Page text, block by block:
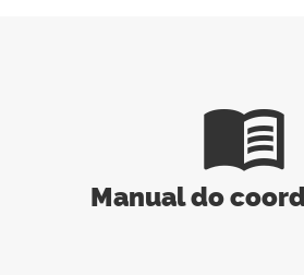
menu_book
Manual do